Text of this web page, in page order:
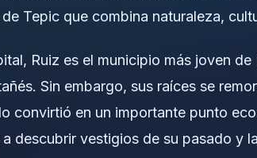
Tepic que combina naturaleza,
Ruiz es el municipio más joven de
Sin embargo, sus raíces se
convirtió en un importante punto
descubrir vestigios de su pasado y